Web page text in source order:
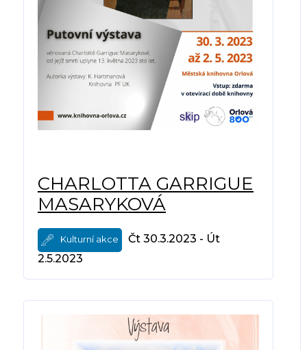
CHARLOTTA GARRIGUE
MASARYKOVÁ
Kulturní akce
Čt 30.3.2023 - Út
2.5.2023